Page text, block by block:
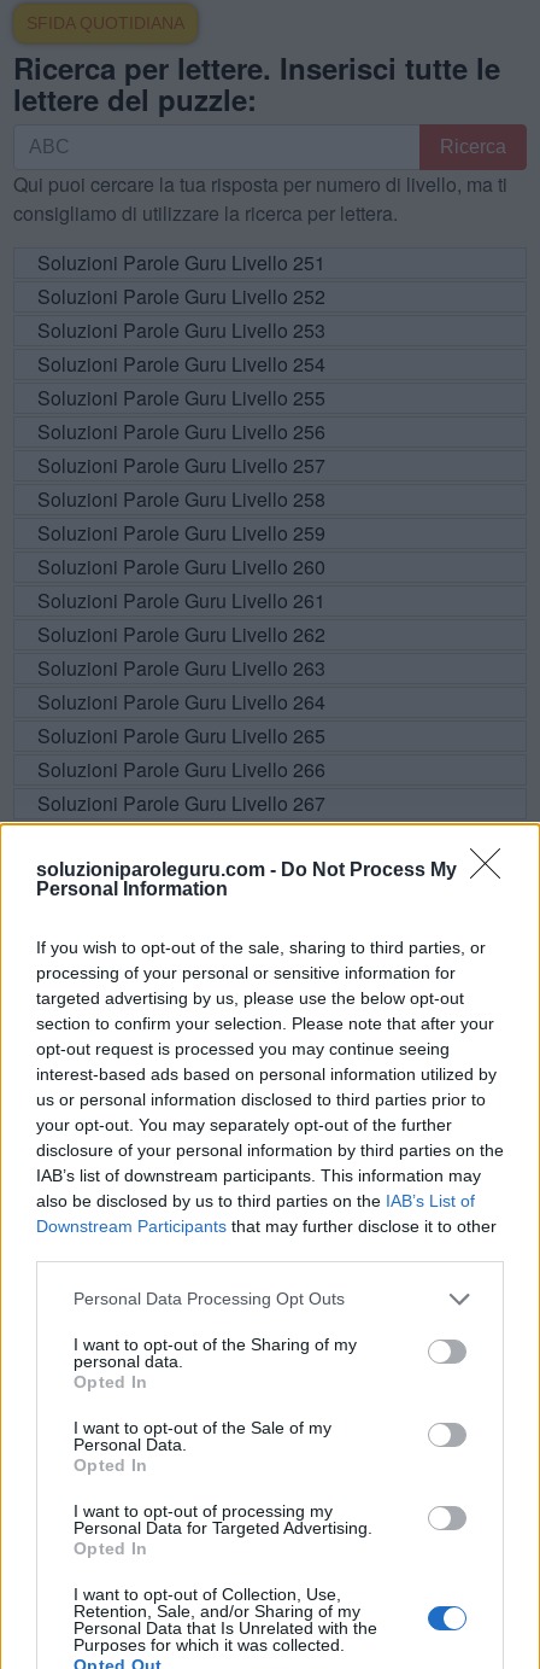
soluzioniparoleguru.com - Do Not Process My
Personal Information
If you wish to opt-out of the sale, sharing to third parties, or
processing of your personal or sensitive information for
targeted advertising by us, please use the below opt-out
section to confirm your selection. Please note that after your
opt-out request is processed you may continue seeing
interest-based ads based on personal information utilized by
us or personal information disclosed to third parties prior to
your opt-out. You may separately opt-out of the further
disclosure of your personal information by third parties on the
IAB’s list of downstream participants. This information may
also be disclosed by us to third parties on the IAB’s List of
Downstream Participants that may further disclose it to other
Personal Data Processing Opt Outs
I want to opt-out of the Sharing of my
personal data.
Opted In
I want to opt-out of the Sale of my
Personal Data.
Opted In
I want to opt-out of processing my
Personal Data for Targeted Advertising.
Opted In
I want to opt-out of Collection, Use,
Retention, Sale, and/or Sharing of my
Personal Data that Is Unrelated with the
Purposes for which it was collected.
Opted Out
SFIDA QUOTIDIANA
Ricerca per lettere. Inserisci tutte le
lettere del puzzle:
Ricerca
lettere.
Inserisci
tutte
lettere
puzzle:
Ricerca
Qui puoi cercare la tua risposta per numero di livello, ma ti
consigliamo di utilizzare la ricerca per lettera.
Soluzioni Parole Guru Livello 251
Soluzioni Parole Guru Livello 252
Soluzioni Parole Guru Livello 253
Soluzioni Parole Guru Livello 254
Soluzioni Parole Guru Livello 255
Soluzioni Parole Guru Livello 256
Soluzioni Parole Guru Livello 257
Soluzioni Parole Guru Livello 258
Soluzioni Parole Guru Livello 259
Soluzioni Parole Guru Livello 260
Soluzioni Parole Guru Livello 261
Soluzioni Parole Guru Livello 262
Soluzioni Parole Guru Livello 263
Soluzioni Parole Guru Livello 264
Soluzioni Parole Guru Livello 265
Soluzioni Parole Guru Livello 266
Soluzioni Parole Guru Livello 267
Soluzioni Parole Guru Livello 269
Soluzioni Parole Guru Livello 270
Soluzioni Parole Guru Livello 271
Soluzioni Parole Guru Livello 272
Soluzioni Parole Guru Livello 273
Soluzioni Parole Guru Livello 274
Soluzioni Parole Guru Livello 275
Soluzioni Parole Guru Livello 276
Sponsored Links
Soluzioni Parole Guru Livello 277
Soluzioni Parole Guru Livello 279
Soluzioni Parole Guru Livello 280